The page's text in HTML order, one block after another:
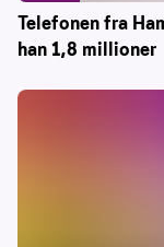
Telefonen fra
han 1,8 millioner